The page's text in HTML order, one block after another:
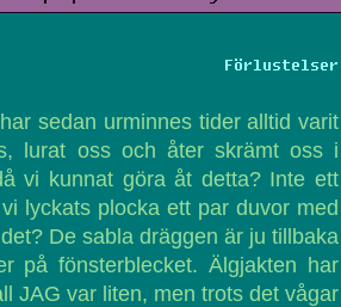
Förlustelser
sedan urminnes tider alltid varit
lurat oss och åter skrämt oss i
vi kunnat göra åt detta? Inte ett
lyckats plocka ett par duvor med
De sabla dräggen är ju tillbaka
på fönsterblecket. Älgjakten har
JAG var liten, men trots det vågar